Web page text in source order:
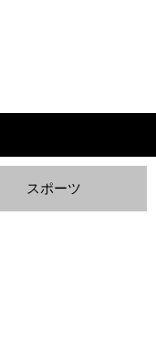
スポーツ